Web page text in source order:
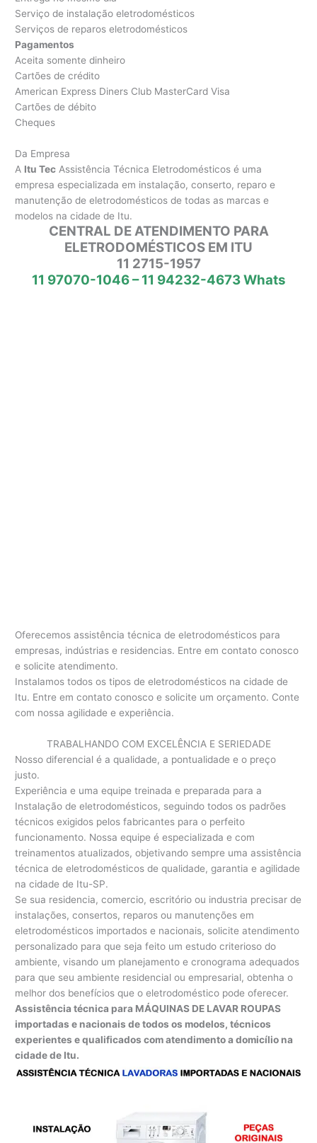
Serviço de instalação eletrodomésticos
Serviços de reparos eletrodomésticos
Pagamentos
Aceita somente dinheiro
Cartões de crédito
American Express Diners Club MasterCard Visa
Cartões de débito
Cheques
Da Empresa
A Itu Tec Assistência Técnica Eletrodomésticos é uma
empresa especializada em instalação, conserto, reparo e
manutenção de eletrodomésticos de todas as marcas e
modelos na cidade de Itu.
CENTRAL DE ATENDIMENTO PARA
ELETRODOMÉSTICOS EM ITU
11 2715-1957
11 97070-1046 – 11 94232-4673 Whats
Oferecemos assistência técnica de eletrodomésticos para
empresas, indústrias e residencias. Entre em contato conosco
e solicite atendimento.
Instalamos todos os tipos de eletrodomésticos na cidade de
Itu. Entre em contato conosco e solicite um orçamento. Conte
com nossa agilidade e experiência.
TRABALHANDO COM EXCELÊNCIA E SERIEDADE
Nosso diferencial é a qualidade, a pontualidade e o preço
justo.
Experiência e uma equipe treinada e preparada para a
Instalação de eletrodomésticos, seguindo todos os padrões
técnicos exigidos pelos fabricantes para o perfeito
funcionamento. Nossa equipe é especializada e com
treinamentos atualizados, objetivando sempre uma assistência
técnica de eletrodomésticos de qualidade, garantia e agilidade
na cidade de Itu-SP.
Se sua residencia, comercio, escritório ou industria precisar de
instalações, consertos, reparos ou manutenções em
eletrodomésticos importados e nacionais, solicite atendimento
personalizado para que seja feito um estudo criterioso do
ambiente, visando um planejamento e cronograma adequados
para que seu ambiente residencial ou empresarial, obtenha o
melhor dos benefícios que o eletrodoméstico pode oferecer.
Assistência técnica para MÁQUINAS DE LAVAR ROUPAS
importadas e nacionais de todos os modelos, técnicos
experientes e qualificados com atendimento a domicílio na
cidade de Itu.